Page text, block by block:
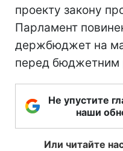
проекту закону
Парламент
держбюджет на
перед бюджетним
Не упустите
наши
Или читайте